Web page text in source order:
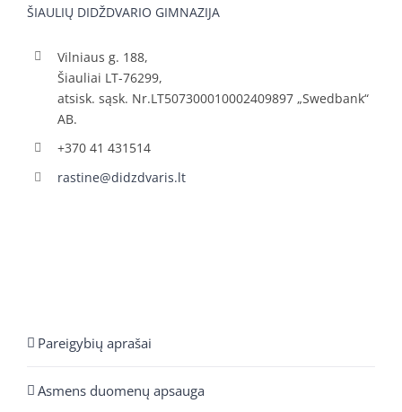
ŠIAULIŲ DIDŽDVARIO GIMNAZIJA
Vilniaus g. 188,
Šiauliai LT-76299,
atsisk. sąsk. Nr.LT507300010002409897 „Swedbank“
AB.
+370 41 431514
rastine@didzdvaris.lt
Pareigybių aprašai
Asmens duomenų apsauga